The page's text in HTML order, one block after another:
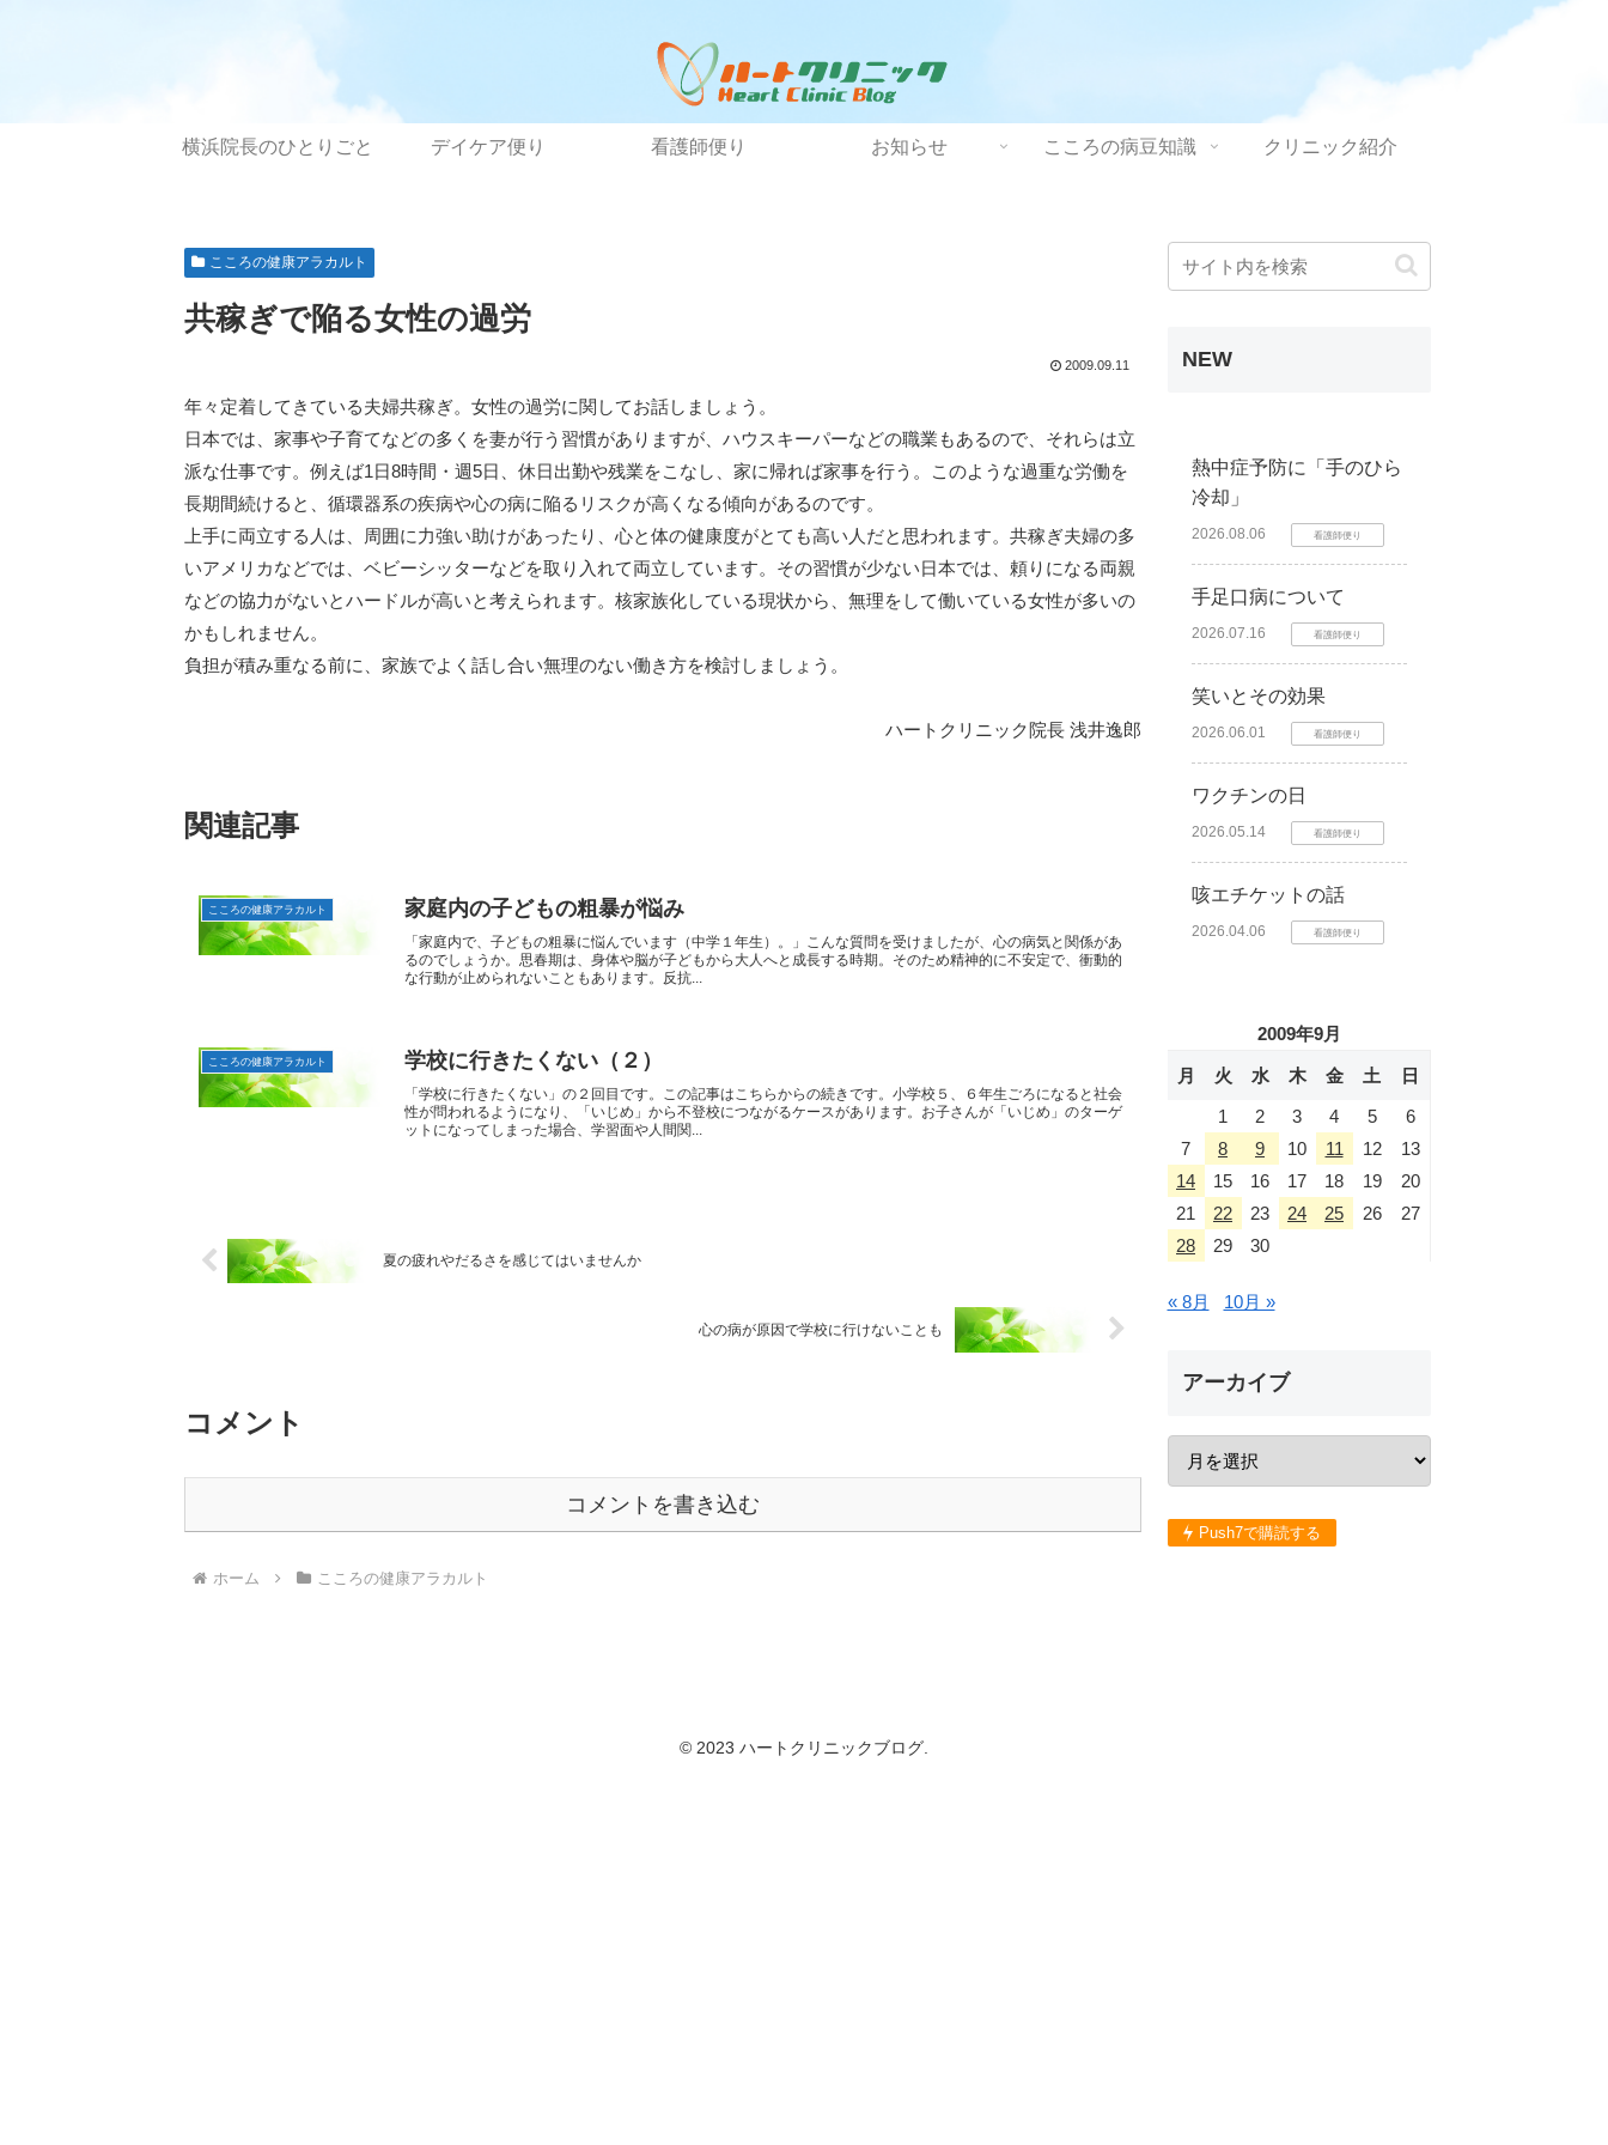
横浜院長のひとりごと デイケア便り 看護師便り お知らせ こころの病豆知識 クリニック紹介
こころの健康アラカルト
共稼ぎで陥る女性の過労
2009.09.11
年々定着してきている夫婦共稼ぎ。女性の過労に関してお話しましょう。
日本では、家事や子育てなどの多くを妻が行う習慣がありますが、ハウスキーパーなどの職業もあるので、それらは立
派な仕事です。例えば1日8時間・週5日、休日出勤や残業をこなし、家に帰れば家事を行う。このような過重な労働を
長期間続けると、循環器系の疾病や心の病に陥るリスクが高くなる傾向があるのです。
上手に両立する人は、周囲に力強い助けがあったり、心と体の健康度がとても高い人だと思われます。共稼ぎ夫婦の多
いアメリカなどでは、ベビーシッターなどを取り入れて両立しています。その習慣が少ない日本では、頼りになる両親
などの協力がないとハードルが高いと考えられます。核家族化している現状から、無理をして働いている女性が多いの
かもしれません。
負担が積み重なる前に、家族でよく話し合い無理のない働き方を検討しましょう。
ハートクリニック院長 浅井逸郎
関連記事
こころの健康アラカルト 家庭内の子どもの粗暴が悩み
「家庭内で、子どもの粗暴に悩んでいます（中学１年生）。」こんな質問を受けましたが、心の病気と関係があ
るのでしょうか。思春期は、身体や脳が子どもから大人へと成長する時期。そのため精神的に不安定で、衝動的
な行動が止められないこともあります。反抗...
こころの健康アラカルト 学校に行きたくない（２）
「学校に行きたくない」の２回目です。この記事はこちらからの続きです。小学校５、６年生ごろになると社会
性が問われるようになり、「いじめ」から不登校につながるケースがあります。お子さんが「いじめ」のターゲ
ットになってしまった場合、学習面や人間関...
夏の疲れやだるさを感じてはいませんか
心の病が原因で学校に行けないことも
コメント
コメントを書き込む
ホーム こころの健康アラカルト
NEW
熱中症予防に「手のひら
冷却」
2026.08.06 看護師便り
手足口病について
2026.07.16 看護師便り
笑いとその効果
2026.06.01 看護師便り
ワクチンの日
2026.05.14 看護師便り
咳エチケットの話
2026.04.06 看護師便り
2009年9月
月 火 水 木 金 土
日
1
2 3 4 5
6
7
8 9 10 11 12
13
14
15 16 17 18 19
20
21
22 23 24 25 26
27
28
29 30
« 8月 10月 »
アーカイブ
Push7で購読する
© 2023 ハートクリニックブログ.